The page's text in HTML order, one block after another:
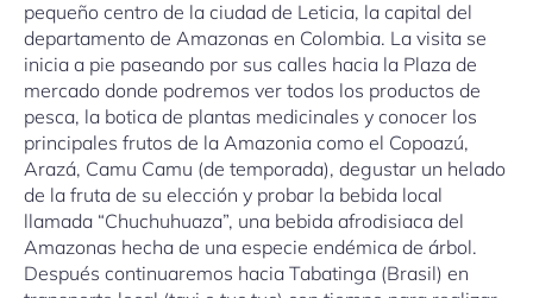
pequeño centro de la ciudad de Leticia, la capital del
departamento de Amazonas en Colombia. La visita se
inicia a pie paseando por sus calles hacia la Plaza de
mercado donde podremos ver todos los productos de
pesca, la botica de plantas medicinales y conocer los
principales frutos de la Amazonia como el Copoazú,
Arazá, Camu Camu (de temporada), degustar un helado
de la fruta de su elección y probar la bebida local
llamada “Chuchuhuaza”, una bebida afrodisiaca del
Amazonas hecha de una especie endémica de árbol.
Después continuaremos hacia Tabatinga (Brasil) en